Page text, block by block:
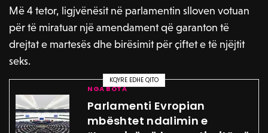
Më 4 tetor, ligjvënësit në parlamentin slloven votuan
për të miratuar një amendament që garanton të
drejtat e martesës dhe birësimit për çiftet e të njëjtit
seks.
KQYRE EDHE QITO
NGA BOTA
Parlamenti Evropian
mbështet ndalimin e